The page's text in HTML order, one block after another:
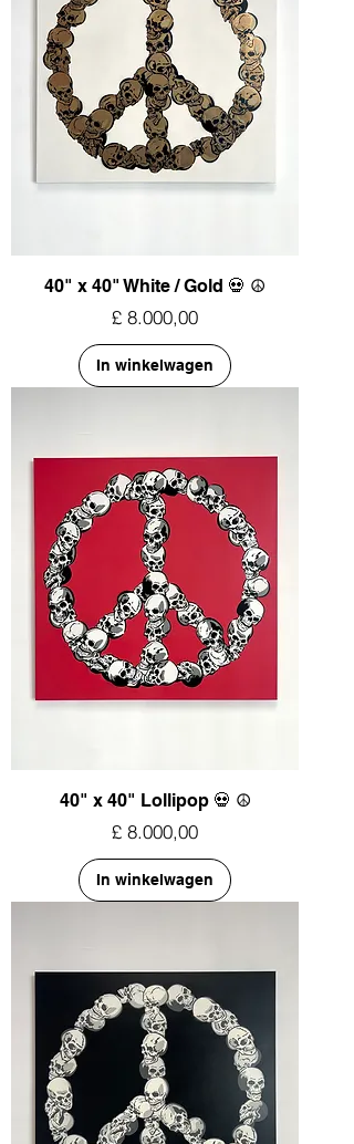
40" x 40" White / Gold 💀 ☮︎
Prijs
£ 8.000,00
In winkelwagen
40" x 40" Lollipop 💀 ☮︎
Prijs
£ 8.000,00
In winkelwagen